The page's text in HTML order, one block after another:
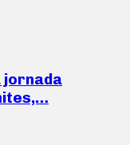
jornada